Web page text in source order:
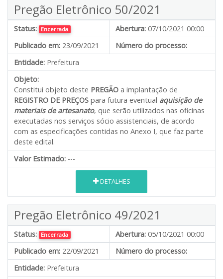
Pregão Eletrônico 50/2021
Status: Encerrada Abertura: 07/10/2021 00:00
Publicado em: 23/09/2021
Número do processo:
Entidade: Prefeitura
Objeto:
Constitui objeto deste PREGÃO a implantação de
REGISTRO DE PREÇOS para futura eventual aquisição de
materiais de artesanato, que serão utilizados nas oficinas
executadas nos serviços sócio assistenciais, de acordo
com as especificações contidas no Anexo I, que faz parte
deste edital.
Valor Estimado: ---
DETALHES
Pregão Eletrônico 49/2021
Status: Encerrada Abertura: 05/10/2021 00:00
Publicado em: 22/09/2021
Número do processo:
Entidade: Prefeitura